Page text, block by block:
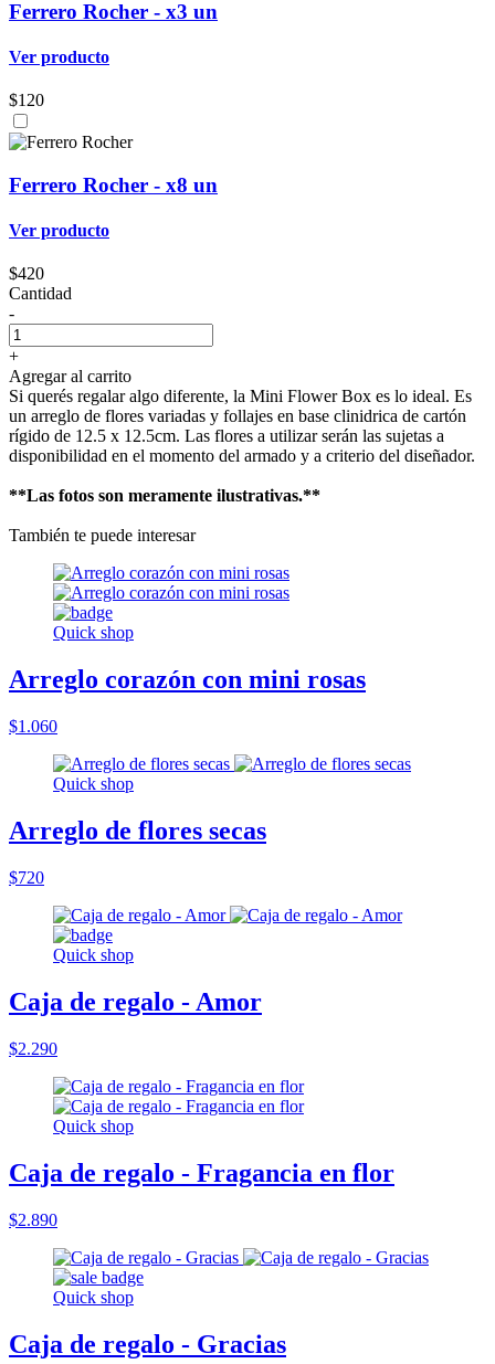
Ferrero Rocher - x3 un
Ver producto
$120
Ferrero Rocher - x8 un
Ver producto
$420
Cantidad
-
+
Agregar al carrito
Si querés regalar algo diferente, la Mini Flower Box es lo ideal. Es
un arreglo de flores variadas y follajes en base clinidrica de cartón
rígido de 12.5 x 12.5cm. Las flores a utilizar serán las sujetas a
disponibilidad en el momento del armado y a criterio del diseñador.
**Las fotos son meramente ilustrativas.**
También te puede interesar
Quick shop
Arreglo corazón con mini rosas
$1.060
Quick shop
Arreglo de flores secas
$720
Quick shop
Caja de regalo - Amor
$2.290
Quick shop
Caja de regalo - Fragancia en flor
$2.890
Quick shop
Caja de regalo - Gracias